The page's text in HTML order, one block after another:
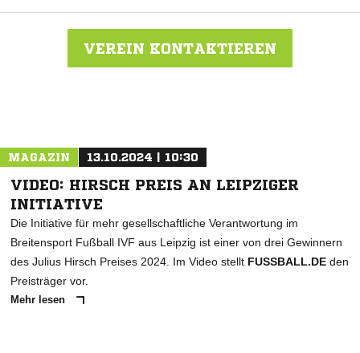
VEREIN KONTAKTIEREN
MAGAZIN 13.10.2024 | 10:30
VIDEO: HIRSCH PREIS AN LEIPZIGER
INITIATIVE
Die Initiative für mehr gesellschaftliche Verantwortung im
Breitensport Fußball IVF aus Leipzig ist einer von drei Gewinnern
des Julius Hirsch Preises 2024. Im Video stellt FUSSBALL.DE den
Preisträger vor.
Mehr lesen